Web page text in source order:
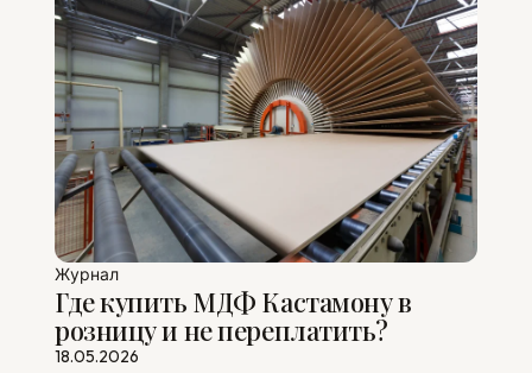
Журнал
Где купить МДФ Кастамону в
розницу и не переплатить?
18.05.2026